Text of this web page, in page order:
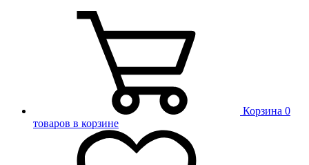
Корзина 0
товаров в корзине